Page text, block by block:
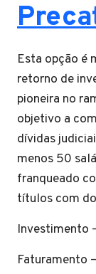
Esta opção é
retorno de
pioneira no
objetivo a
dívidas
menos 50
franqueado
títulos com
Investimento
Faturamento